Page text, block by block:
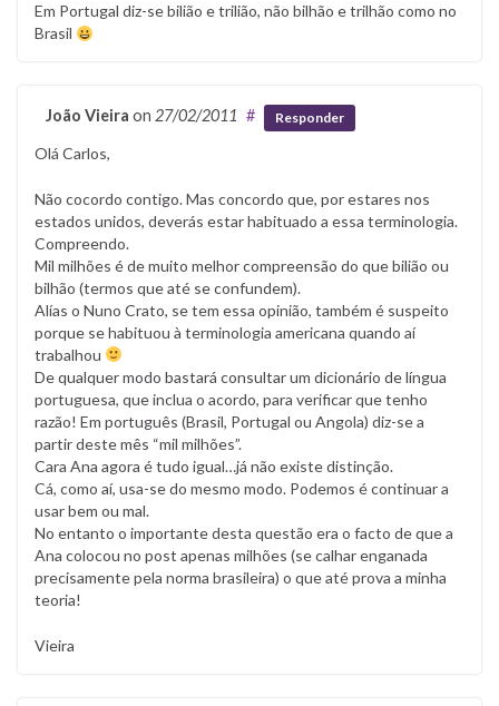
Em Portugal diz-se bilião e trilião, não bilhão e trilhão como no
Brasil
João Vieira on 27/02/2011 # Responder
Olá Carlos,
Não cocordo contigo. Mas concordo que, por estares nos
estados unidos, deverás estar habituado a essa terminologia.
Compreendo.
Mil milhões é de muito melhor compreensão do que bilião ou
bilhão (termos que até se confundem).
Alías o Nuno Crato, se tem essa opinião, também é suspeito
porque se habituou à terminologia americana quando aí
trabalhou
De qualquer modo bastará consultar um dicionário de língua
portuguesa, que inclua o acordo, para verificar que tenho
razão! Em português (Brasil, Portugal ou Angola) diz-se a
partir deste mês “mil milhões”.
Cara Ana agora é tudo igual…já não existe distinção.
Cá, como aí, usa-se do mesmo modo. Podemos é continuar a
usar bem ou mal.
No entanto o importante desta questão era o facto de que a
Ana colocou no post apenas milhões (se calhar enganada
precisamente pela norma brasileira) o que até prova a minha
teoria!
Vieira